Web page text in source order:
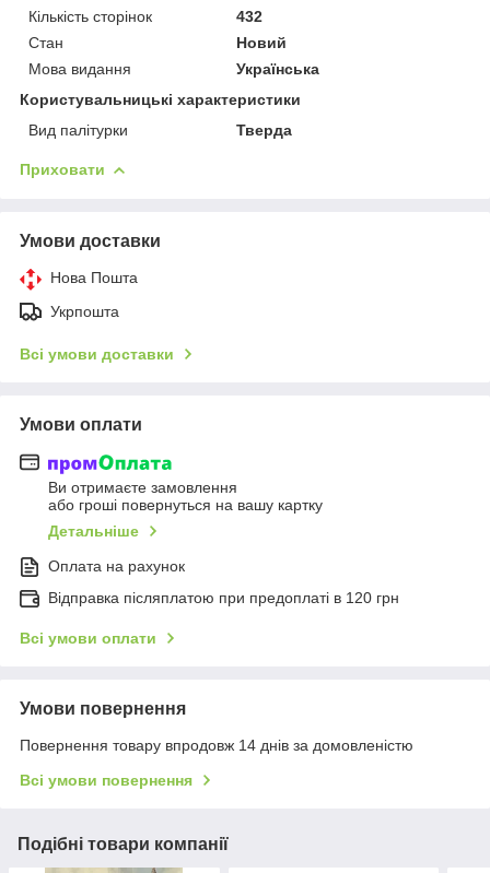
Кількість сторінок
432
Стан
Новий
Мова видання
Українська
Користувальницькі характеристики
Вид палітурки
Тверда
Приховати
Умови доставки
Нова Пошта
Укрпошта
Всі умови доставки
Умови оплати
Ви отримаєте замовлення
або гроші повернуться на вашу картку
Детальніше
Оплата на рахунок
Відправка післяплатою при предоплаті в 120 грн
Всі умови оплати
Умови повернення
Повернення товару впродовж 14 днів за домовленістю
Всі умови повернення
Подібні товари компанії